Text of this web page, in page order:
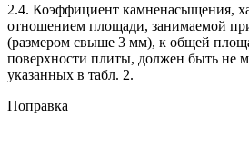
2.4. Коэффициент камненасыщения,
отношением площади, занимаемой
(размером свыше 3 мм), к общей
поверхности плиты, должен быть не
указанных в табл. 2.
Поправка